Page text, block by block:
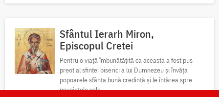
Sfântul Ierarh Miron,
Episcopul Cretei
Pentru o viață îmbunătățită ca aceasta a fost pus
preot al sfintei biserici a lui Dumnezeu și învăța
popoarele sfânta bună credință și le întărea spre
nevoințele cele...